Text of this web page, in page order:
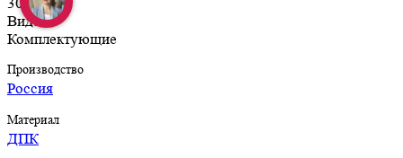
Вид:
Комплектующие
Производство
Россия
Материал
ДПК